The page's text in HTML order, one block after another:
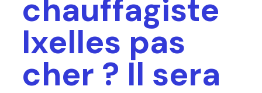
chauffagiste
Ixelles pas
cher ? Il sera